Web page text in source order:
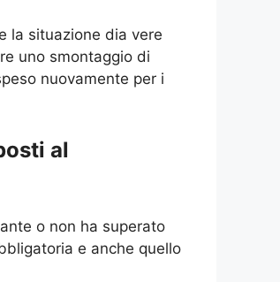
la situazione dia vere
uno smontaggio di
nuovamente per i
al
o non ha superato
e anche quello